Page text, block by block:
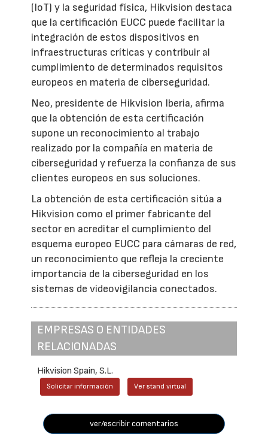
(IoT) y la seguridad física, Hikvision destaca
que la certificación EUCC puede facilitar la
integración de estos dispositivos en
infraestructuras críticas y contribuir al
cumplimiento de determinados requisitos
europeos en materia de ciberseguridad.
Neo, presidente de Hikvision Iberia, afirma
que la obtención de esta certificación
supone un reconocimiento al trabajo
realizado por la compañía en materia de
ciberseguridad y refuerza la confianza de sus
clientes europeos en sus soluciones.
La obtención de esta certificación sitúa a
Hikvision como el primer fabricante del
sector en acreditar el cumplimiento del
esquema europeo EUCC para cámaras de red,
un reconocimiento que refleja la creciente
importancia de la ciberseguridad en los
sistemas de videovigilancia conectados.
EMPRESAS O ENTIDADES
RELACIONADAS
Hikvision Spain, S.L.
Solicitar información Ver stand virtual
ver/escribir comentarios